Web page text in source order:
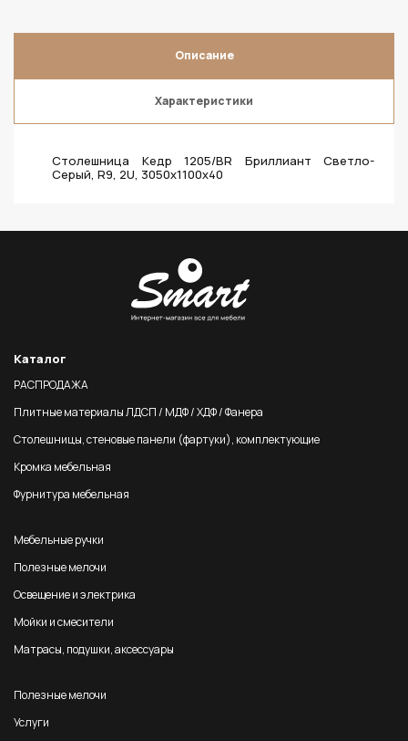
Описание
Характеристики
Столешница Кедр 1205/BR Бриллиант Светло-
Серый, R9, 2U, 3050х1100х40
Каталог
РАСПРОДАЖА
Плитные материалы ЛДСП / МДФ / ХДФ / Фанера
Столешницы, стеновые панели (фартуки), комплектующие
Кромка мебельная
Фурнитура мебельная
Мебельные ручки
Полезные мелочи
Освещение и электрика
Мойки и смесители
Матрасы, подушки, аксессуары
Полезные мелочи
Услуги